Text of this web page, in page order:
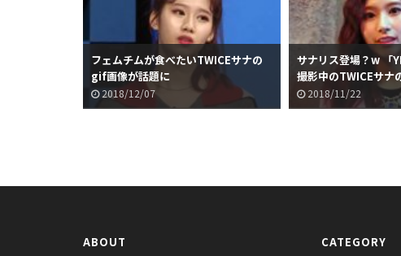
フェムチムが食べたいTWICEサナの
gif画像が話題に
2018/12/07
サナリス登場？w 「
撮影中のTWICEサナ
に2018/11/22
ABOUT CATEGORY